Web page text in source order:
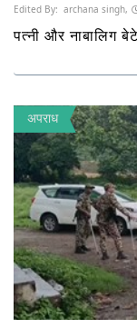
Edited By: archana singh,
पत्नी और नाबालिग
अपराध